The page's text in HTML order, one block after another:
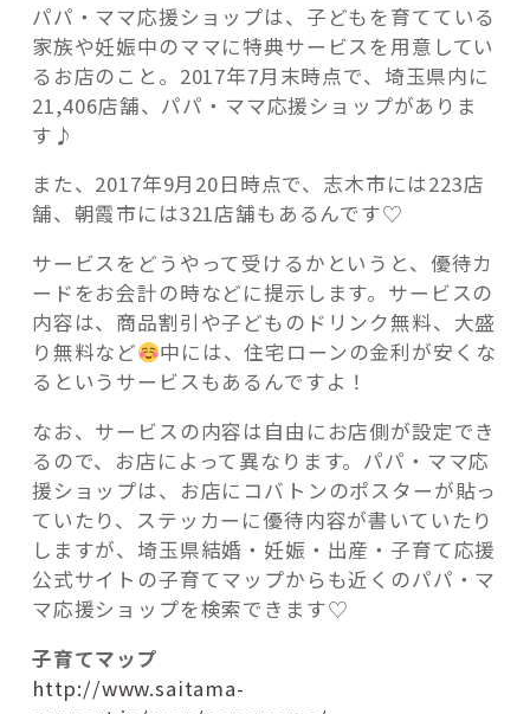
パパ・ママ応援ショップは、子どもを育てている
家族や妊娠中のママに特典サービスを用意してい
るお店のこと。2017年7月末時点で、埼玉県内に
21,406店舗、パパ・ママ応援ショップがありま
す♪
また、2017年9月20日時点で、志木市には223店
舗、朝霞市には321店舗もあるんです♡
サービスをどうやって受けるかというと、優待カ
ードをお会計の時などに提示します。サービスの
内容は、商品割引や子どものドリンク無料、大盛
り無料など
中には、住宅ローンの金利が安くな
るというサービスもあるんですよ！
なお、サービスの内容は自由にお店側が設定でき
るので、お店によって異なります。パパ・ママ応
援ショップは、お店にコバトンのポスターが貼っ
ていたり、ステッカーに優待内容が書いていたり
しますが、埼玉県結婚・妊娠・出産・子育て応援
公式サイトの子育てマップからも近くのパパ・マ
マ応援ショップを検索できます♡
子育てマップ
http://www.saitama-